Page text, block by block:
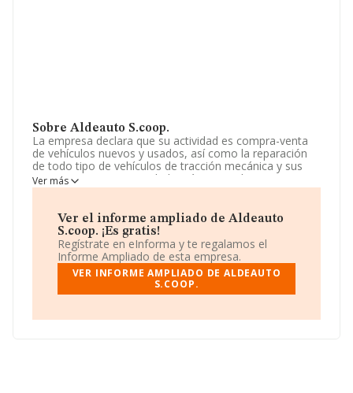
Sobre Aldeauto S.coop.
La empresa declara que su actividad es compra-venta
de vehículos nuevos y usados, así como la reparación
de todo tipo de vehículos de tracción mecánica y sus
componentes. La sociedad está registrada como
Cooperativa. La actividad de referencia CNAE
sociedad no tiene actividad en mercados exteriores.
Ha tenido el mismo número de empleados y según los
datos a disposición de INFORMA, ha tenido un número
de empleados por debajo de la media de sector.
La dirección de correo esaldeauto_sc@hotmail.com
La sociedadAldeauto S.Coop, con número de
Ver más
Ver el informe ampliado de Aldeauto
S.coop. ¡Es gratis!
Regístrate en eInforma y te regalamos el
Informe Ampliado de esta empresa.
VER INFORME AMPLIADO DE ALDEAUTO
S.COOP.